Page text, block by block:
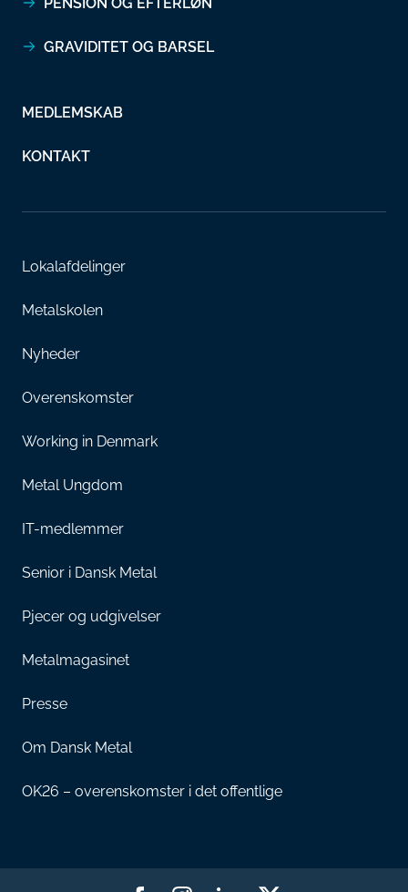
GRAVIDITET OG BARSEL
MEDLEMSKAB
KONTAKT
Lokalafdelinger
Metalskolen
Nyheder
Overenskomster
Working in Denmark
Metal Ungdom
IT-medlemmer
Senior i Dansk Metal
Pjecer og udgivelser
Metalmagasinet
Presse
Om Dansk Metal
OK26 – overenskomster i det offentlige